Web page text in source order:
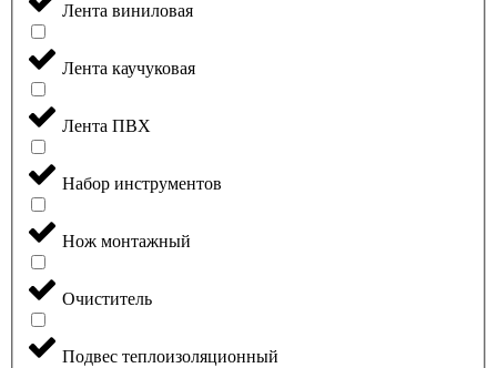
Лента виниловая
Лента каучуковая
Лента ПВХ
Набор инструментов
Нож монтажный
Очиститель
Подвес теплоизоляционный